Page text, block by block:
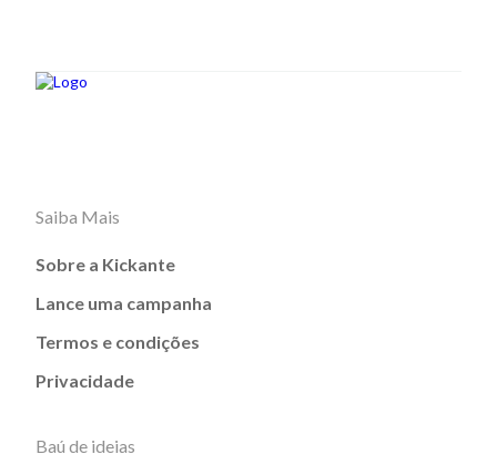
Saiba Mais
Sobre a Kickante
Lance uma campanha
Termos e condições
Privacidade
Baú de ideias